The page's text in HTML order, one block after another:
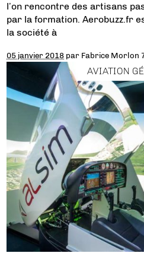
l’on rencontre des artisans
par la formation. Aerobuzz.fr
la société à
05 janvier 2018 par Fabrice Morlon
AVIATION